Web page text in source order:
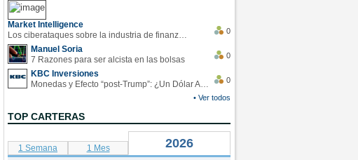
Market Intelligence
Los ciberataques sobre la industria de finanzas se han duplicado este año
0
Manuel Soria
7 Razones para ser alcista en las bolsas
0
KBC Inversiones
Monedas y Efecto “post-Trump”: ¿Un Dólar Americano operando en rangos?
0
• Ver todos
TOP CARTERAS
1 Semana 1 Mes 2026